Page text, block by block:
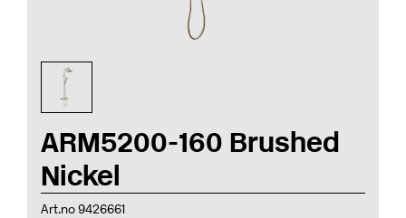
ARM5200-160 Brushed
Nickel
Art.no 9426661